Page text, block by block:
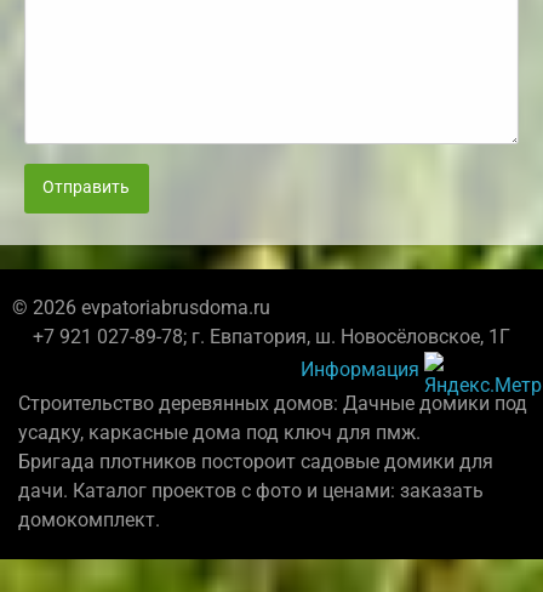
Отправить
© 2026 evpatoriabrusdoma.ru
+7 921 027-89-78; г. Евпатория, ш. Новосёловское, 1Г
Информация
Строительство деревянных домов: Дачные домики под
усадку, каркасные дома под ключ для пмж.
Бригада плотников постороит садовые домики для
дачи. Каталог проектов с фото и ценами: заказать
домокомплект.